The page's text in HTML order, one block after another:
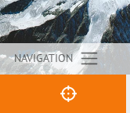
NAVIGATION